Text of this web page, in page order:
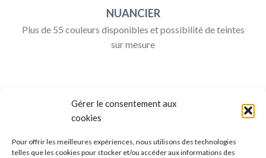
Gérer le consentement aux
cookies
Pour offrir les meilleures expériences, nous utilisons des technologies
telles que les cookies pour stocker et/ou accéder aux informations des
NUANCIER
Plus de 55 couleurs disponibles et possibilité de teintes
sur mesure